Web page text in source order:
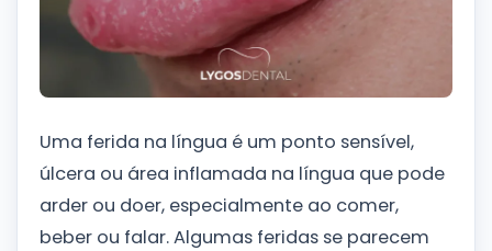
Uma ferida na língua é um ponto sensível,
úlcera ou área inflamada na língua que pode
arder ou doer, especialmente ao comer,
beber ou falar. Algumas feridas se parecem